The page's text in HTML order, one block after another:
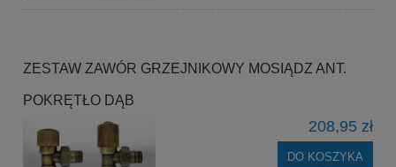
ZESTAW ZAWÓR GRZEJNIKOWY MOSIĄDZ ANT.
POKRĘTŁO DĄB
208,95 zł
DO KOSZYKA